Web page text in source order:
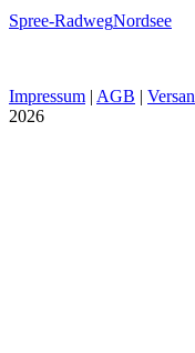
Spree-RadwegNordsee
Impressum | AGB |
2026